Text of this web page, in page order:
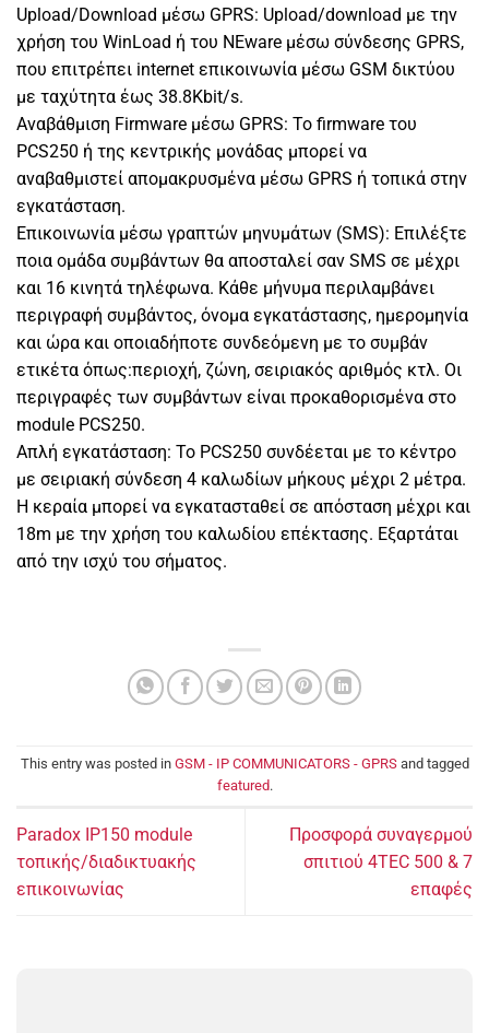
Upload/Download μέσω GPRS: Upload/download με την
χρήση του WinLoad ή του NEware μέσω σύνδεσης GPRS,
που επιτρέπει internet επικοινωνία μέσω GSM δικτύου
με ταχύτητα έως 38.8Kbit/s.
Αναβάθμιση Firmware μέσω GPRS: Το firmware του
PCS250 ή της κεντρικής μονάδας μπορεί να
αναβαθμιστεί απομακρυσμένα μέσω GPRS ή τοπικά στην
εγκατάσταση.
Επικοινωνία μέσω γραπτών μηνυμάτων (SMS): Επιλέξτε
ποια ομάδα συμβάντων θα αποσταλεί σαν SMS σε μέχρι
και 16 κινητά τηλέφωνα. Κάθε μήνυμα περιλαμβάνει
περιγραφή συμβάντος, όνομα εγκατάστασης, ημερομηνία
και ώρα και οποιαδήποτε συνδεόμενη με το συμβάν
ετικέτα όπως:περιοχή, ζώνη, σειριακός αριθμός κτλ. Οι
περιγραφές των συμβάντων είναι προκαθορισμένα στο
module PCS250.
Απλή εγκατάσταση: Το PCS250 συνδέεται με το κέντρο
με σειριακή σύνδεση 4 καλωδίων μήκους μέχρι 2 μέτρα.
Η κεραία μπορεί να εγκατασταθεί σε απόσταση μέχρι και
18m με την χρήση του καλωδίου επέκτασης. Εξαρτάται
από την ισχύ του σήματος.
This entry was posted in GSM - IP COMMUNICATORS - GPRSand tagged
featured.
Paradox IP150 module
τοπικής/διαδικτυακής
επικοινωνίας
Προσφορά συναγερμού
σπιτιού 4TEC 500 & 7
επαφές